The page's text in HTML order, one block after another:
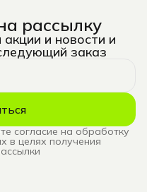
рассылку
и новости и
заказ
согласие на обработку
в целях получения